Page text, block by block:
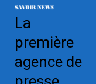
La
première
agence de